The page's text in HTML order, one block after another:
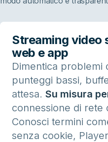
Streaming video
web e app
Dimentica problemi
punteggi bassi,
attesa. Su misura
connessione di rete
Conosci termini
senza cookie,